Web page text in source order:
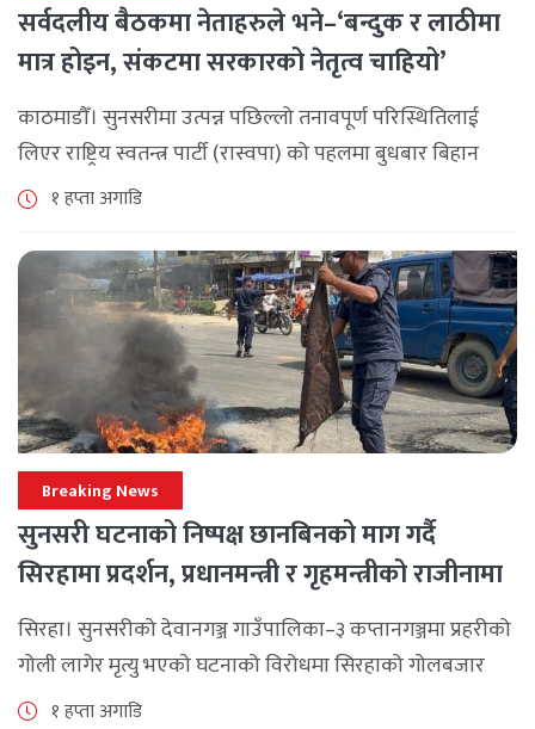
सर्वदलीय बैठकमा नेताहरुले भने–‘बन्दुक र लाठीमा
मात्र होइन, संकटमा सरकारको नेतृत्व चाहियो’
काठमाडौँ। सुनसरीमा उत्पन्न पछिल्लो तनावपूर्ण परिस्थितिलाई
लिएर राष्ट्रिय स्वतन्त्र पार्टी (रास्वपा) को पहलमा बुधबार बिहान
सिंहदरबारमा सर्वदलीय बैठक जारी छ। रास्वपाका सभापति रवि
१ हप्ता अगाडि
Breaking News
सुनसरी घटनाको निष्पक्ष छानबिनको माग गर्दै
सिरहामा प्रदर्शन, प्रधानमन्त्री र गृहमन्त्रीको राजीनामा
माग
सिरहा। सुनसरीको देवानगञ्ज गाउँपालिका–३ कप्तानगञ्जमा प्रहरीको
गोली लागेर मृत्यु भएको घटनाको विरोधमा सिरहाको गोलबजार
नगरपालिका–८ पुरानो चोक चोहर्वामा स्थानीयले प्रदर्शन गरेका
१ हप्ता अगाडि